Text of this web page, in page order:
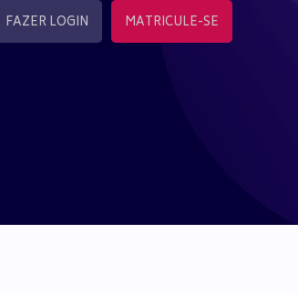
FAZER LOGIN MATRICULE-SE